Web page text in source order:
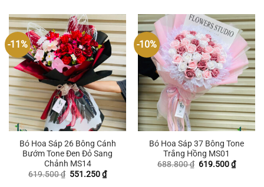
-11%
Bó Hoa Sáp 26 Bông Cánh
Bướm Tone Đen Đỏ Sang
Chảnh MS14
619.500₫ Giá
551.250₫Giá
hiện
-10%
Bó Hoa Sáp 37 Bông Tone
Trắng Hồng MS01
688.800₫ Giá
619.500₫Giá
hiện